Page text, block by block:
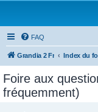
FAQ
Grandia 2 Fr Index du
Foire aux
fréquemment)